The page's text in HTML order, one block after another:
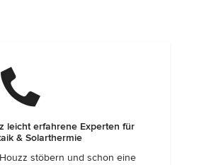
leicht erfahrene Experten für
& Solarthermie
stöbern und schon eine